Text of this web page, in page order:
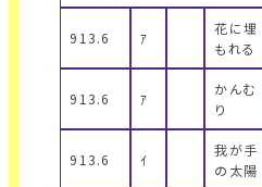
913.6 ｱ
花に埋
もれる
913.6 ｱ
かんむ
り
913.6 ｲ
我が手
の太陽